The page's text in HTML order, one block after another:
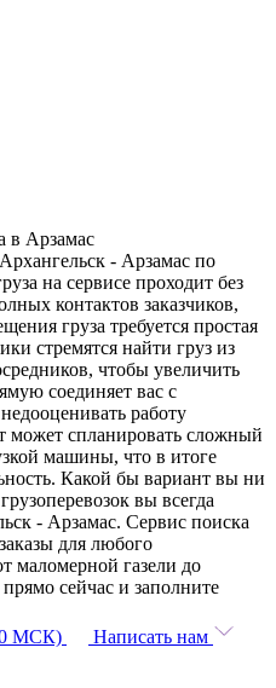
в Арзамас
- Арзамас по
на сервисе проходит без
контактов заказчиков,
груза требуется простая
стремятся найти груз из
чтобы увеличить
соединяет вас с
работу
может спланировать сложный
машины, что в итоге
Какой бы вариант вы ни
вы всегда
- Арзамас. Сервис поиска
для любого
маломерной газели до
сейчас и заполните
МСК)
Написать нам